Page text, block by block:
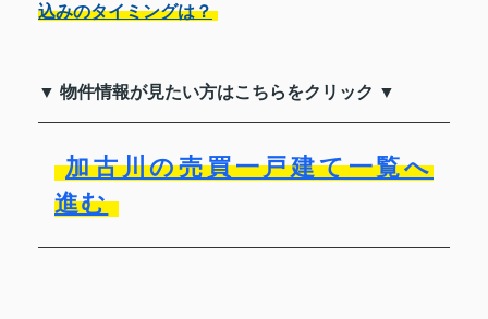
込みのタイミングは？
▼ 物件情報が見たい方はこちらをクリック ▼
加古川の売買一戸建て一覧へ
進む